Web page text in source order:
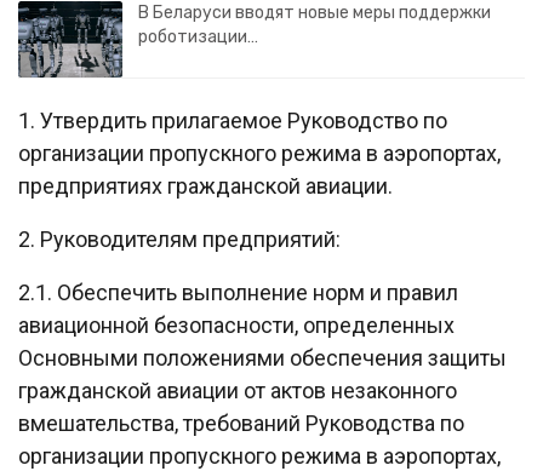
В Беларуси вводят новые меры поддержки
роботизации…
1. Утвердить прилагаемое Руководство по
организации пропускного режима в аэропортах,
предприятиях гражданской авиации.
2. Руководителям предприятий:
2.1. Обеспечить выполнение норм и правил
авиационной безопасности, определенных
Основными положениями обеспечения защиты
гражданской авиации от актов незаконного
вмешательства, требований Руководства по
организации пропускного режима в аэропортах,